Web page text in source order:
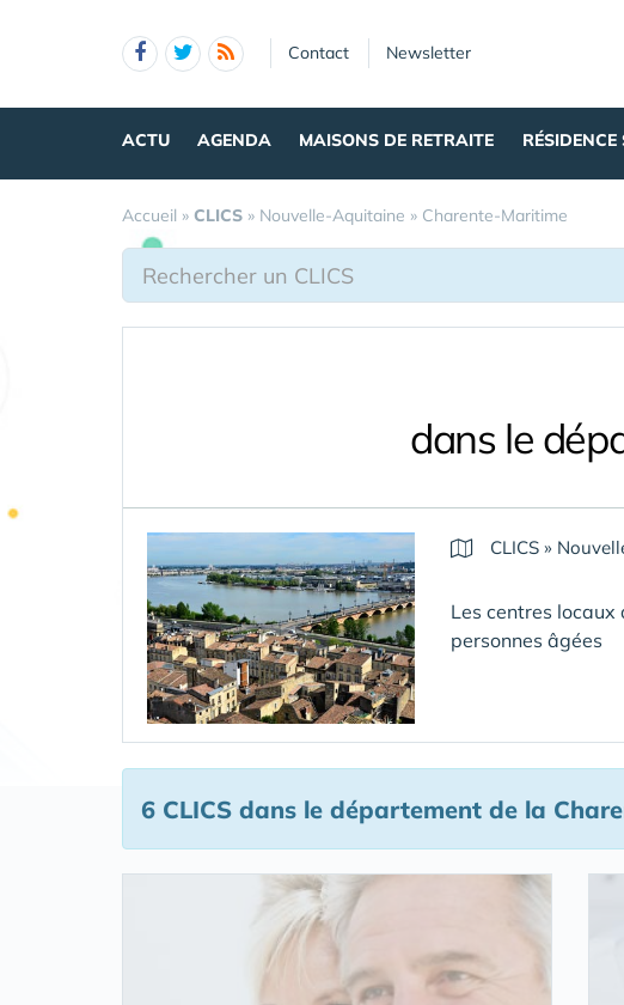
Contact Newsletter
ACTU AGENDA MAISONS DE RETRAITE RÉSIDENCE
Accueil » CLICS » Nouvelle-Aquitaine » Charente-Maritime
dans le
CLICS »
Les centres
personnes âgées
6 CLICS dans le département de la